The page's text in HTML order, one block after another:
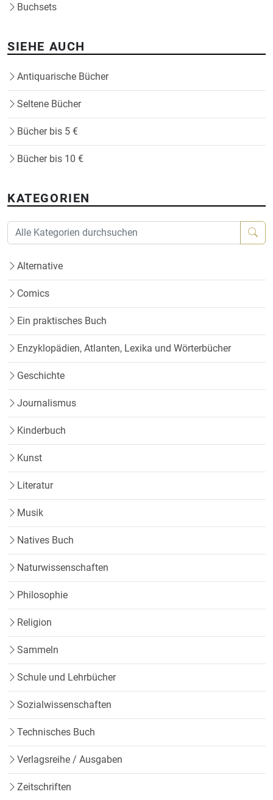
Buchsets
SIEHE AUCH
Antiquarische Bücher
Seltene Bücher
Bücher bis 5 €
Bücher bis 10 €
KATEGORIEN
Alternative
Comics
Ein praktisches Buch
Enzyklopädien, Atlanten, Lexika und Wörterbücher
Geschichte
Journalismus
Kinderbuch
Kunst
Literatur
Musik
Natives Buch
Naturwissenschaften
Philosophie
Religion
Sammeln
Schule und Lehrbücher
Sozialwissenschaften
Technisches Buch
Verlagsreihe / Ausgaben
Zeitschriften